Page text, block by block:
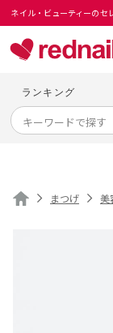
ネイル・ビューティーのセ
ランキング
まつげ 美